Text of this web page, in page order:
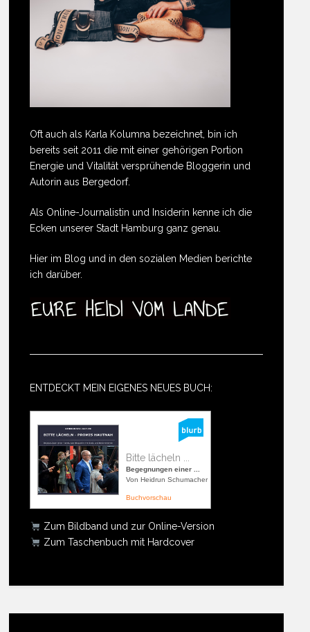
Oft auch als Karla Kolumna bezeichnet, bin ich
bereits seit 2011 die mit einer gehörigen Portion
Energie und Vitalität versprühende Bloggerin und
Autorin aus Bergedorf.
Als Online-Journalistin und Insiderin kenne ich die
Ecken unserer Stadt Hamburg ganz genau.
Hier im Blog und in den sozialen Medien berichte
ich darüber.
ENTDECKT MEIN EIGENES NEUES BUCH:
Bitte lächeln ...
Begegnungen einer ...
Von Heidrun Schumacher
Buchvorschau
Zum Bildband und zur Online-Version
Zum Taschenbuch mit Hardcover